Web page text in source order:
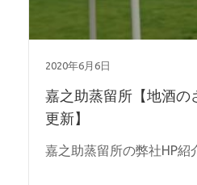
2020年6月6日
嘉之助蒸留所【地酒
更新】
嘉之助蒸留所の弊社HP